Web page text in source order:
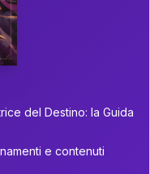
parziale
vedere
della tua
ricevere
disponibile.
del Destino: la Guida
e contenuti